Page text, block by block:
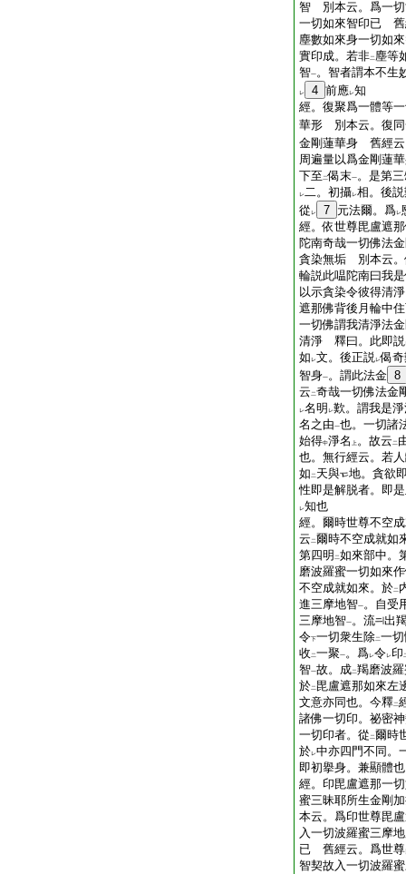
智 別本云。爲一切
一切如來智印已 舊
塵數如來身一切如
實印成。若非二塵等
智一。智者謂本不生
レ 4 前應レ知
經。復聚爲一體等
華形 別本云。復同
金剛蓮華身 舊經云
周遍量以爲金剛蓮
下至 二偈末一。是第
レ二。初攝レ相。後
從 レ 7 元法爾。爲レ
經。依世尊毘盧遮
陀南奇哉一切佛法
貪染無垢 別本云。
輪説此嗢陀南曰我
以示貪染令彼得清
遮那佛背後月輪中
一切佛謂我清淨法
清淨 釋曰。此即説
如 レ文。後正説レ偈
智身一。謂此法金 8
云 二奇哉一切佛法金
レ名明 レ歎。謂我是
名之由一也。一切諸
始得中淨名 上 。故云 二
也。無行經云。若
如 二 天與
地。貪欲
性即是解脱者。即
レ知也
經。爾時世尊不空
云 二爾時不空成就如
第四明 二如來部中。
磨波羅蜜一切如來
不空成就如來。於二
進三摩地智一。自受
三摩地智一。流
出
令下一切衆生除二一
收 二一聚一。爲レ令レ印
智一故。成二羯磨波
於二 毘盧遮那如來左
文意亦同也。今釋二
諸佛一切印。祕密
一切印者。從 二爾時
於レ中亦四門不同。
即初擧身。兼顯體也
經。印毘盧遮那一
蜜三昧耶所生金剛
本云。爲印世尊毘
入一切波羅蜜三摩
已 舊經云。爲世尊
智契故入一切波羅